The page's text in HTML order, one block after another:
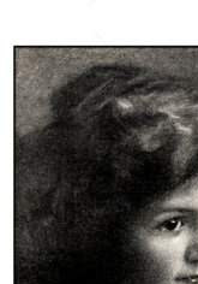
Feinseifen- und